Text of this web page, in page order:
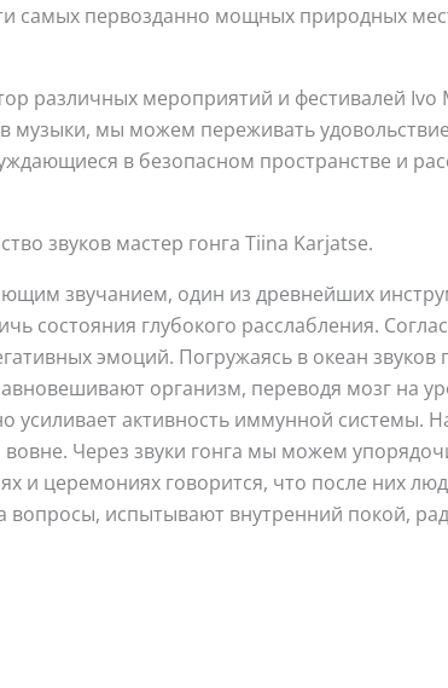
самых первозданно мощных природных
различных мероприятий и фестивалей
мы можем переживать
в безопасном пространстве и
звуков мастер гонга Tiina Karjatse.
звучанием, один из древнейших
состояния глубокого расслабления.
эмоций. Погружаясь в океан
организм, переводя мозг на
усиливает активность иммунной системы.
Через звуки гонга мы можем
и церемониях говорится, что после них
испытывают внутренний покой,